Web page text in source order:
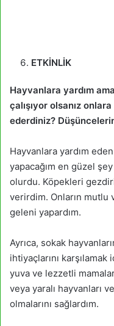
ETKİNLİK
Hayvanlara yardım
çalışıyor olsanız
ederdiniz?
Hayvanlara yardım
yapacağım en güzel
olurdu. Köpekleri
verirdim. Onların mutlu
geleni yapardım.
Ayrıca, sokak
ihtiyaçlarını karşılamak
yuva ve lezzetli
veya yaralı hayvanları
olmalarını sağlardım.